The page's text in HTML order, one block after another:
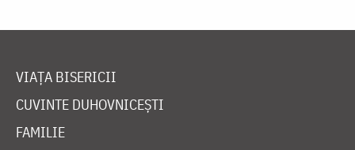
VIAȚA BISERICII
CUVINTE DUHOVNICEȘTI
FAMILIE